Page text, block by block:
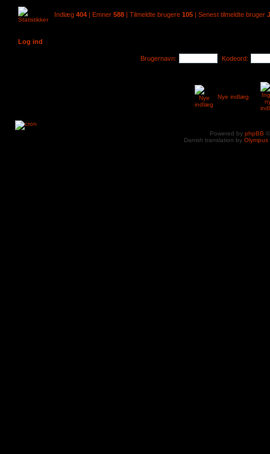
Indlæg 404 | Emner 588 | Tilmeldte brugere 105 | Senest tilmeldte bruger
Log ind
Brugernavn: Kodeord:
Nye indlæg
Powered by phpBB
Danish translation by Olympus